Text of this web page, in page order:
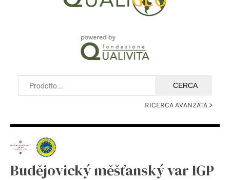
RICERCA AVANZATA >
Budějovický měšťanský var IGP